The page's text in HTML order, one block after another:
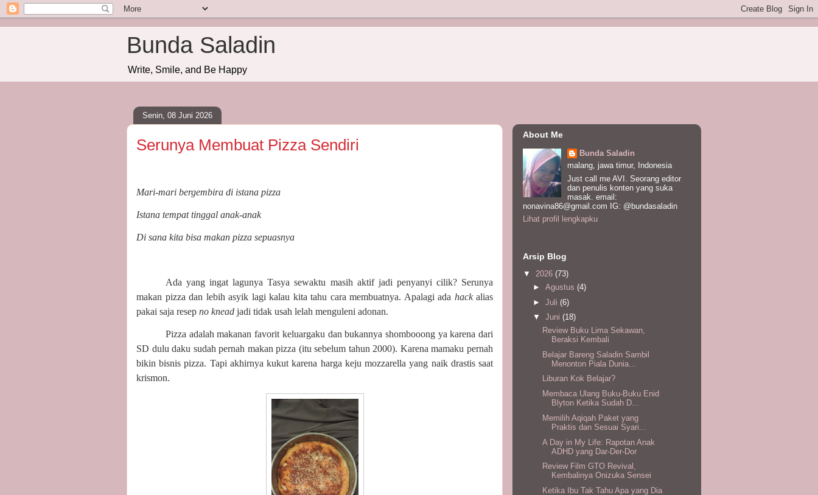
Bunda Saladin
Write, Smile, and Be Happy
Senin, 08 Juni 2026
Serunya Membuat Pizza Sendiri
Mari-mari bergembira di istana pizza
Istana tempat tinggal anak-anak
Di sana kita bisa makan pizza sepuasnya
Ada yang ingat lagunya Tasya sewaktu masih aktif jadi penyanyi cilik? Serunya
makan pizza dan lebih asyik lagi kalau kita tahu cara membuatnya. Apalagi ada hack alias
pakai saja resep no knead jadi tidak usah lelah menguleni adonan.
Pizza adalah makanan favorit keluargaku dan bukannya shombooong ya karena dari
SD dulu daku sudah pernah makan pizza (itu sebelum tahun 2000). Karena mamaku pernah
bikin bisnis pizza. Tapi akhirnya kukut karena harga keju mozzarella yang naik drastis saat
krismon.
About Me
Bunda Saladin
malang, jawa timur, Indonesia
Just call me AVI. Seorang editor
dan penulis konten yang suka
masak. email:
nonavina86@gmail.com IG: @bundasaladin
Lihat profil lengkapku
Arsip Blog
▼ 2026 (73)
► Agustus (4)
► Juli (6)
▼ Juni (18)
Review Buku Lima Sekawan,
Beraksi Kembali
Belajar Bareng Saladin Sambil
Menonton Piala Dunia...
Liburan Kok Belajar?
Membaca Ulang Buku-Buku Enid
Blyton Ketika Sudah D...
Memilih Aqiqah Paket yang
Praktis dan Sesuai Syari...
A Day in My Life: Rapotan Anak
ADHD yang Dar-Der-Dor
Review Film GTO Revival,
Kembalinya Onizuka Sensei
Ketika Ibu Tak Tahu Apa yang Dia